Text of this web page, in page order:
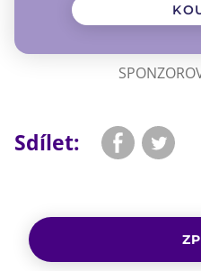
Sdílet: